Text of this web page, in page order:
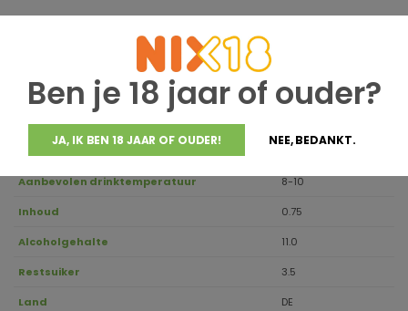
Ben je 18 jaar of ouder?
JA, IK BEN 18 JAAR OF OUDER! NEE, BEDANKT.
Houdbaar tot 2026
Druivensoort
Aanbevolen drinktemperatuur 8-10
Inhoud 0.75
Alcoholgehalte 11.0
Restsuiker 3.5
Land DE